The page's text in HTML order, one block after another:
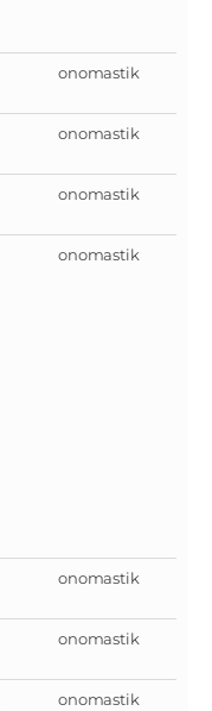
onomastik
onomastik
onomastik
onomastik
onomastik
onomastik
onomastik